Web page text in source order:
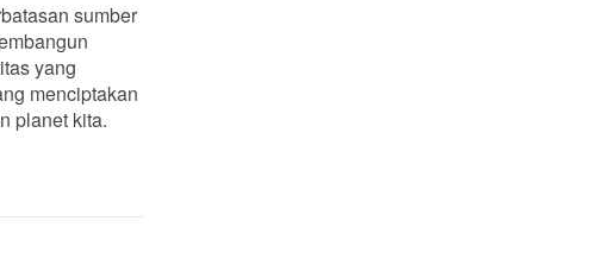
sumber
yang
menciptakan
planet kita.